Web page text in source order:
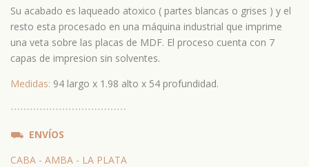
Su acabado es laqueado atoxico ( partes blancas o grises ) y el
resto esta procesado en una máquina industrial que imprime
una veta sobre las placas de MDF. El proceso cuenta con 7
capas de impresion sin solventes.
Medidas: 94 largo x 1.98 alto x 54 profundidad.
⋯⋯⋯⋯⋯⋯⋯⋯⋯⋯⋯⋯
⛟ ENVÍOS
CABA - AMBA - LA PLATA